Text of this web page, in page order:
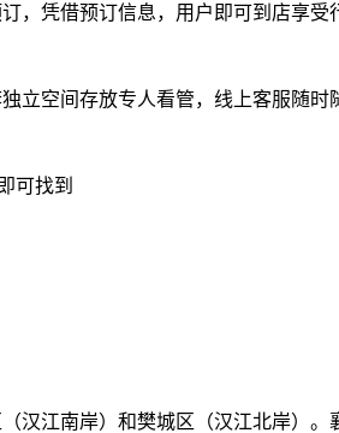
，凭借预订信息，用户即可到店享受
立空间存放专人看管，线上客服随时
可找到
汉江南岸）和樊城区（汉江北岸）。